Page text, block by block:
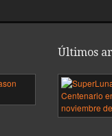
Primera
Láctea
Últimos